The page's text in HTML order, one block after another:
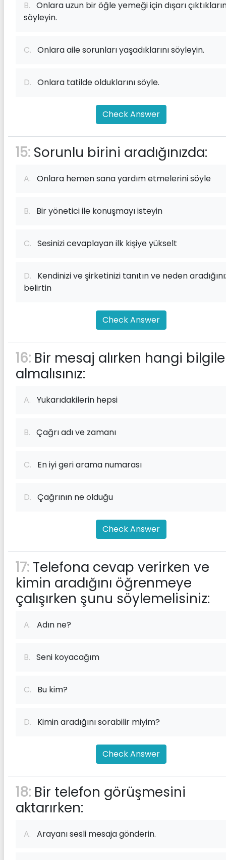
B. Onlara uzun bir öğle yemeği için dışarı
söyleyin.
C. Onlara aile sorunları yaşadıklarını söyleyin.
D. Onlara tatilde olduklarını söyle.
Check Answer
15: Sorunlu birini aradığınızda:
A. Onlara hemen sana yardım etmelerini söyle
B. Bir yönetici ile konuşmayı isteyin
C. Sesinizi cevaplayan ilk kişiye yükselt
D. Kendinizi ve şirketinizi tanıtın ve neden
belirtin
Check Answer
16: Bir mesaj alırken hangi
almalısınız:
A. Yukarıdakilerin hepsi
B. Çağrı adı ve zamanı
C. En iyi geri arama numarası
D. Çağrının ne olduğu
Check Answer
17: Telefona cevap verirken ve
kimin aradığını öğrenmeye
çalışırken şunu söylemelisiniz:
A. Adın ne?
B. Seni koyacağım
C. Bu kim?
D. Kimin aradığını sorabilir miyim?
Check Answer
18: Bir telefon görüşmesini
aktarırken:
A. Arayanı sesli mesaja gönderin.